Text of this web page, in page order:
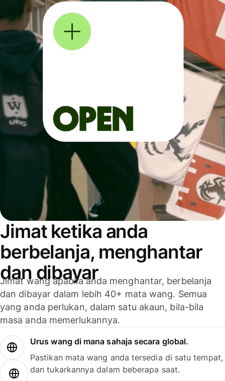
Jimat ketika anda
berbelanja, menghantar
dan dibayar
Jimat wang apabila anda menghantar, berbelanja
dan dibayar dalam lebih 40+ mata wang. Semua
yang anda perlukan, dalam satu akaun, bila-bila
masa anda memerlukannya.
Urus wang di mana sahaja secara global.
Pastikan mata wang anda tersedia di satu tempat,
dan tukarkannya dalam beberapa saat.